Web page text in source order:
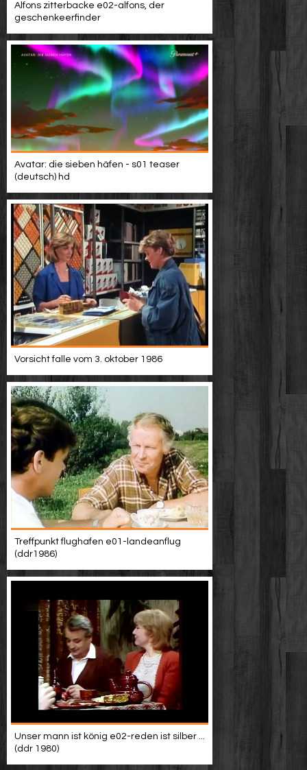
Alfons zitterbacke e02-alfons, der
geschenkeerfinder
Avatar: die sieben häfen - s01 teaser
(deutsch) hd
Vorsicht falle vom 3. oktober 1986
Treffpunkt flughafen e01-landeanflug
(ddr1986)
Unser mann ist könig e02-reden ist silber ...
(ddr 1980)